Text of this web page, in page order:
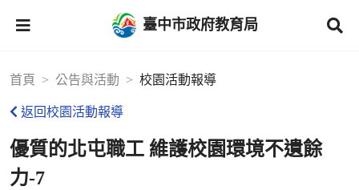
臺中市政府教育局
首頁 公告與活動 校園活動報導
返回校園活動報導
優質的北屯職工 維護校園環境不遺餘
力-7